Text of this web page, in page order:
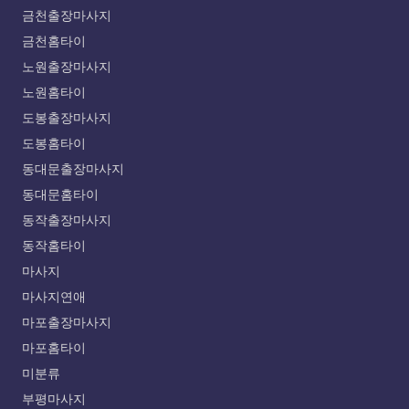
금천출장마사지
금천홈타이
노원출장마사지
노원홈타이
도봉출장마사지
도봉홈타이
동대문출장마사지
동대문홈타이
동작출장마사지
동작홈타이
마사지
마사지연애
마포출장마사지
마포홈타이
미분류
부평마사지